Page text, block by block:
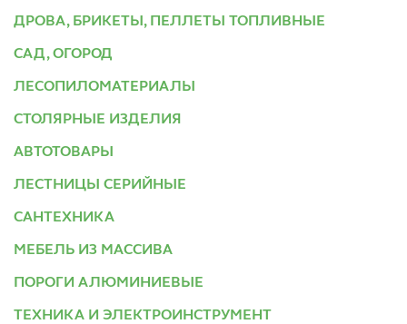
ДРОВА, БРИКЕТЫ, ПЕЛЛЕТЫ ТОПЛИВНЫЕ
САД, ОГОРОД
ЛЕСОПИЛОМАТЕРИАЛЫ
СТОЛЯРНЫЕ ИЗДЕЛИЯ
АВТОТОВАРЫ
ЛЕСТНИЦЫ СЕРИЙНЫЕ
САНТЕХНИКА
МЕБЕЛЬ ИЗ МАССИВА
ПОРОГИ АЛЮМИНИЕВЫЕ
ТЕХНИКА И ЭЛЕКТРОИНСТРУМЕНТ